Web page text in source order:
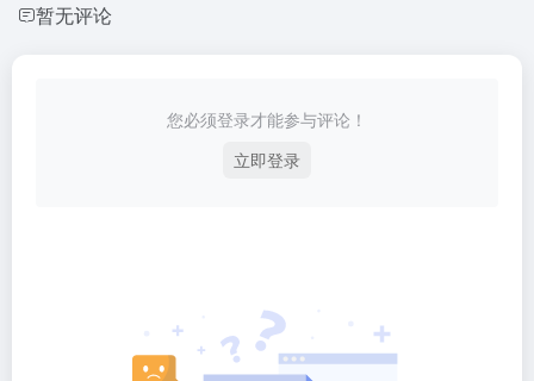
暂无评论
您必须登录才能参与评论！
立即登录